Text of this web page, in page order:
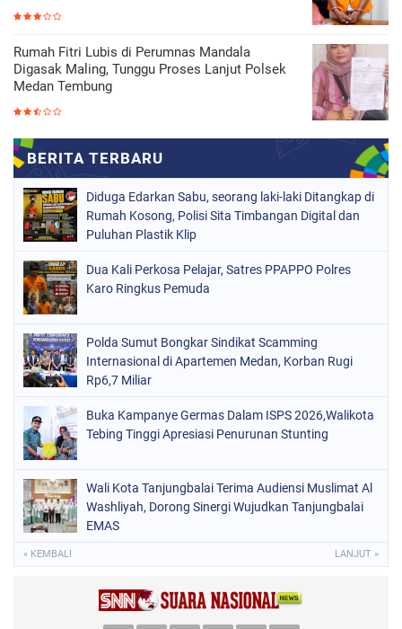
Rumah Fitri Lubis di Perumnas Mandala
Digasak Maling, Tunggu Proses Lanjut Polsek
Medan Tembung
Diduga Edarkan Sabu, seorang laki-laki Ditangkap di
Rumah Kosong, Polisi Sita Timbangan Digital dan
Puluhan Plastik Klip
Dua Kali Perkosa Pelajar, Satres PPAPPO Polres
Karo Ringkus Pemuda
Polda Sumut Bongkar Sindikat Scamming
Internasional di Apartemen Medan, Korban Rugi
Rp6,7 Miliar
Buka Kampanye Germas Dalam ISPS 2026,Walikota
Tebing Tinggi Apresiasi Penurunan Stunting
Wali Kota Tanjungbalai Terima Audiensi Muslimat Al
Washliyah, Dorong Sinergi Wujudkan Tanjungbalai
EMAS
« KEMBALI LANJUT »